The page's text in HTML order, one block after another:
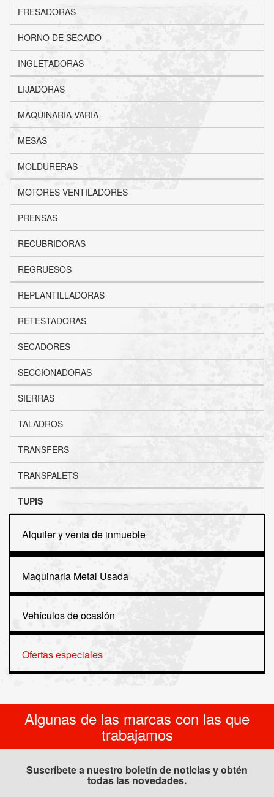
FRESADORAS
HORNO DE SECADO
INGLETADORAS
LIJADORAS
MAQUINARIA VARIA
MESAS
MOLDURERAS
MOTORES VENTILADORES
PRENSAS
RECUBRIDORAS
REGRUESOS
REPLANTILLADORAS
RETESTADORAS
SECADORES
SECCIONADORAS
SIERRAS
TALADROS
TRANSFERS
TRANSPALETS
TUPIS
Alquiler y venta de inmueble
Maquinaria Metal Usada
Vehículos de ocasión
Ofertas especiales
Algunas de las marcas con las que
trabajamos
Suscríbete a nuestro boletín de noticias y obtén
todas las novedades.